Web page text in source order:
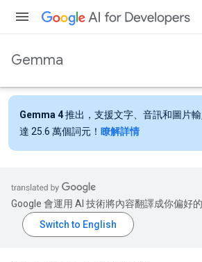
Gemma
Gemma 4推出，支援文字、音訊和圖片
達 25.6 萬個詞元！ 瞭解詳情
Google 會運用 AI 技術將內容翻譯成你偏好